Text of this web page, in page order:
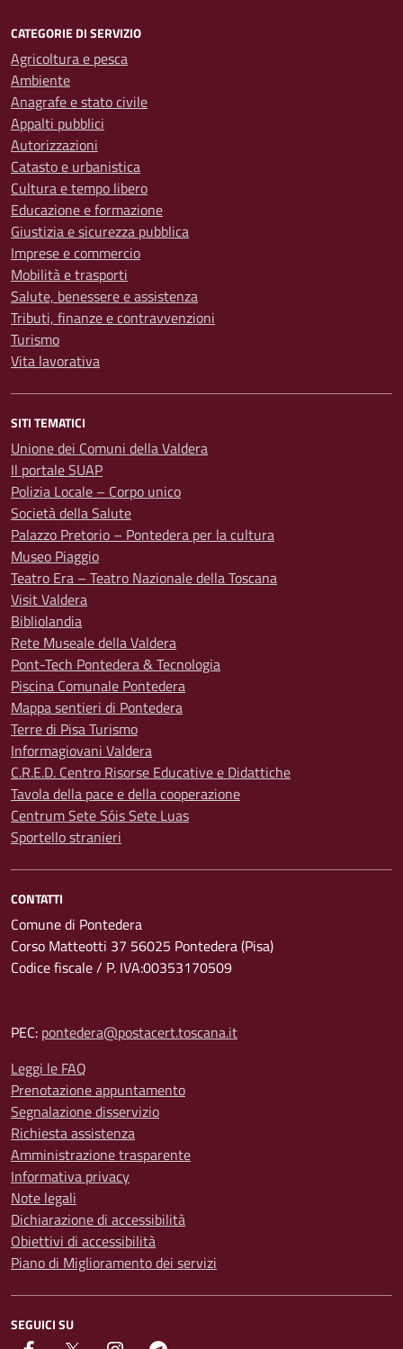
CATEGORIE DI SERVIZIO
Agricoltura e pesca
Ambiente
Anagrafe e stato civile
Appalti pubblici
Autorizzazioni
Catasto e urbanistica
Cultura e tempo libero
Educazione e formazione
Giustizia e sicurezza pubblica
Imprese e commercio
Mobilità e trasporti
Salute, benessere e assistenza
Tributi, finanze e contravvenzioni
Turismo
Vita lavorativa
SITI TEMATICI
Unione dei Comuni della Valdera
Il portale SUAP
Polizia Locale – Corpo unico
Società della Salute
Palazzo Pretorio – Pontedera per la cultura
Museo Piaggio
Teatro Era – Teatro Nazionale della Toscana
Visit Valdera
Bibliolandia
Rete Museale della Valdera
Pont-Tech Pontedera & Tecnologia
Piscina Comunale Pontedera
Mappa sentieri di Pontedera
Terre di Pisa Turismo
Informagiovani Valdera
C.R.E.D. Centro Risorse Educative e Didattiche
Tavola della pace e della cooperazione
Centrum Sete Sóis Sete Luas
Sportello stranieri
CONTATTI
Comune di Pontedera
Corso Matteotti 37 56025 Pontedera (Pisa)
Codice fiscale / P. IVA:00353170509
PEC: pontedera@postacert.toscana.it
Leggi le FAQ
Prenotazione appuntamento
Segnalazione disservizio
Richiesta assistenza
Amministrazione trasparente
Informativa privacy
Note legali
Dichiarazione di accessibilità
Obiettivi di accessibilità
Piano di Miglioramento dei servizi
SEGUICI SU